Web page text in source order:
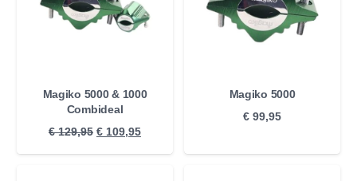
Magiko 5000 & 1000
Combideal
€129,95 Oorspronkelijke
prijs
€ 109,95Huidige
prijs
Magiko 5000
€ 99,95